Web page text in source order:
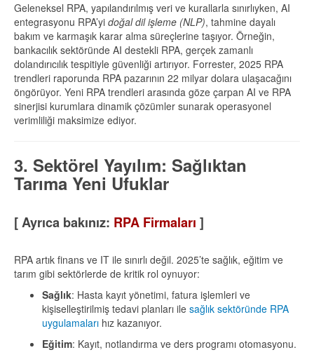
Geleneksel RPA, yapılandırılmış veri ve kurallarla sınırlıyken, AI
entegrasyonu RPA’yi doğal dil işleme (NLP), tahmine dayalı
bakım ve karmaşık karar alma süreçlerine taşıyor. Örneğin,
bankacılık sektöründe AI destekli RPA, gerçek zamanlı
dolandırıcılık tespitiyle güvenliği artırıyor. Forrester, 2025 RPA
trendleri raporunda RPA pazarının 22 milyar dolara ulaşacağını
öngörüyor. Yeni RPA trendleri arasında göze çarpan AI ve RPA
sinerjisi kurumlara dinamik çözümler sunarak operasyonel
verimliliği maksimize ediyor.
3. Sektörel Yayılım: Sağlıktan
Tarıma Yeni Ufuklar
[ Ayrıca bakınız: RPA Firmaları ]
RPA artık finans ve IT ile sınırlı değil. 2025’te sağlık, eğitim ve
tarım gibi sektörlerde de kritik rol oynuyor:
Sağlık: Hasta kayıt yönetimi, fatura işlemleri ve
kişiselleştirilmiş tedavi planları ile sağlık sektöründe RPA
uygulamaları hız kazanıyor.
Eğitim: Kayıt, notlandırma ve ders programı otomasyonu.